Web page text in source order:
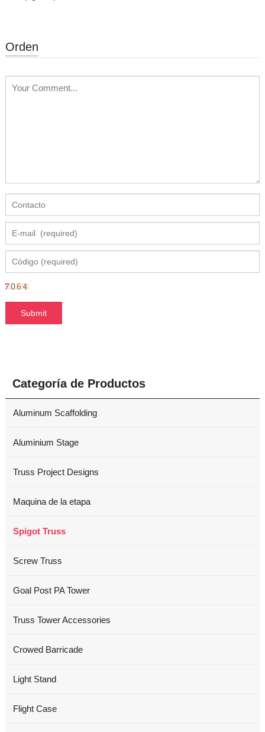
Orden
Categoría de Productos
Aluminum Scaffolding
Aluminium Stage
Truss Project Designs
Maquina de la etapa
Spigot Truss
Screw Truss
Goal Post PA Tower
Truss Tower Accessories
Crowed Barricade
Light Stand
Flight Case